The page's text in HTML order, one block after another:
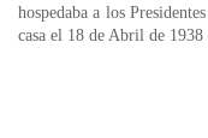
hospedaba a los
casa el 18 de Abril de